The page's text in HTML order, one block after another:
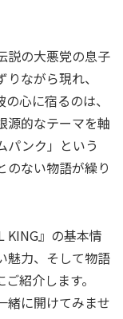
説の大悪党の息子
ながら現れ、
心に宿るのは、
源的なテーマを軸
パンク」という
のない物語が繰り
KING』の基本情
魅力、そして物語
紹介します。
緒に開けてみませ